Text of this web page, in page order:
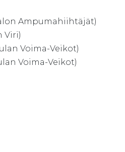
Ampumahiihtäjät)
Viri)
Voima-Veikot)
Voima-Veikot)